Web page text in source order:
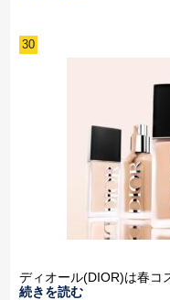
30
ディオール(DIOR)は春コ
続きを読む